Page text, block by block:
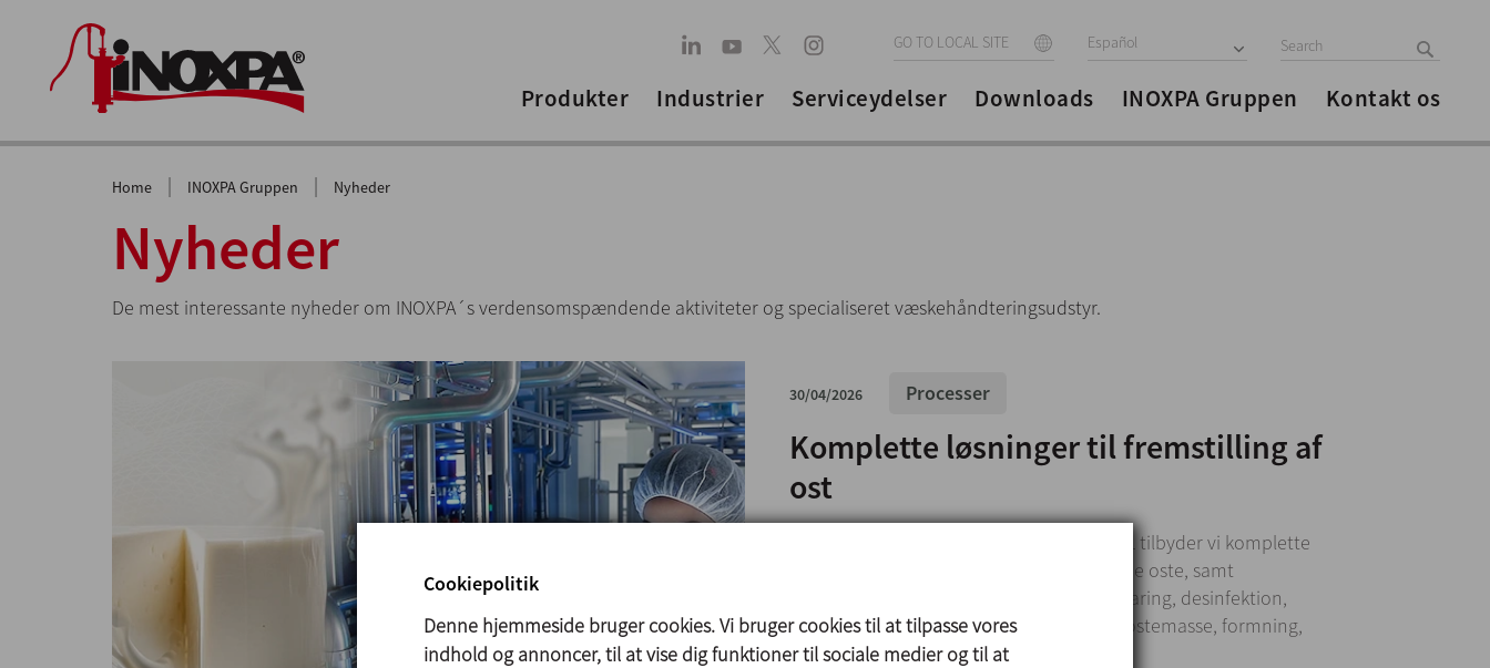
GO TO LOCAL SITE Español
Produkter Industrier Serviceydelser Downloads INOXPA Gruppen Kontakt os
Home | INOXPA Gruppen | Nyheder
Nyheder
De mest interessante nyheder om INOXPA´s verdensomspændende aktiviteter og specialiseret væskehåndteringsudstyr.
30/04/2026 Processer
Komplette løsninger til fremstilling af
ost
I samarbejde med vores partner TECNICAL tilbyder vi komplette
anlæg til fremstilling af friskost og pressede oste, samt
specialmaskineri til modtagelse og opbevaring, desinfektion,
pasteurisering, overførsel, behandling af ostemasse, formning,
saltning og rengøring af anlæggene.
Cookiepolitik
Denne hjemmeside bruger cookies. Vi bruger cookies til at tilpasse vores
indhold og annoncer, til at vise dig funktioner til sociale medier og til at